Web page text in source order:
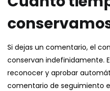
Si dejas un comentario, el
conservan indefinidamente.
reconocer y aprobar
comentario de seguimiento